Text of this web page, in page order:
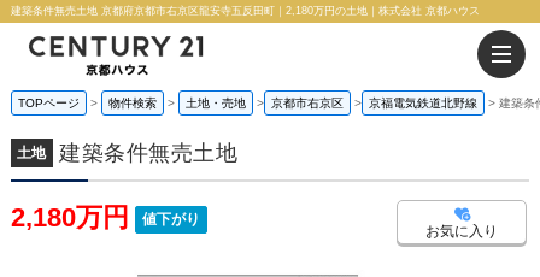
建築条件無売土地 京都府京都市右京区龍安寺五反田町｜2,180万円の土地｜株式会社 京都ハウス
TOPページ 物件検索 土地・売地 京都市右京区 京福電気鉄道北野線 建築条
土地 建築条件無売土地
2,180万円 値下がり
お気に入り